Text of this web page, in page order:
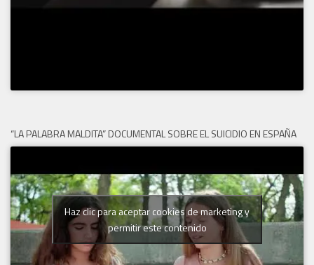
“LA PALABRA MALDITA” DOCUMENTAL SOBRE EL SUICIDIO EN ESPAÑA
Haz clic para aceptar cookies de marketing y
permitir este contenido